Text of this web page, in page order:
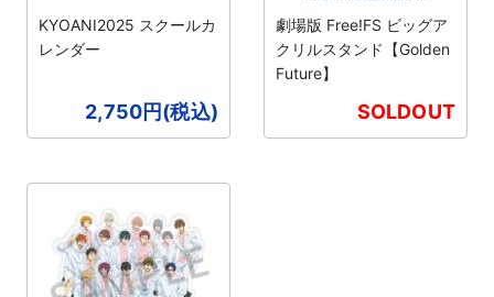
KYOANI2025 スクールカ
レンダー
2,750円(税込)
劇場版 Free!FS ビッグア
クリルスタンド【Golden
Future】
SOLDOUT